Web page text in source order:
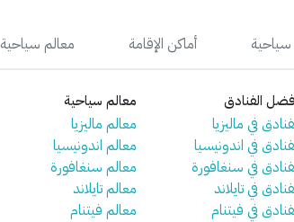
أماكن الإقامة معالم سياحية
الفنادق
في ماليزيا
في اندونيسيا
في سنغافورة
في تايلاند
في فيتنام
معالم سياحية
معالم ماليزيا
معالم اندونيسيا
معالم سنغافورة
معالم تايلاند
معالم فيتنام